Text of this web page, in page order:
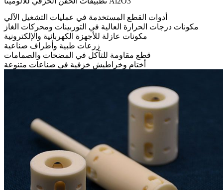
أدوات القطع المستخدمة في عمليات التشغيل الآلي
مكونات درجات الحرارة العالية في التوربينات ومحركات الغاز
مكونات عازلة للأجهزة الكهربائية والإلكترونية
زرعات طبية وأطراف صناعية
قطع مقاومة للتآكل في المضخات والصمامات
أختام وخراطيش خزفية في صناعات متنوعة